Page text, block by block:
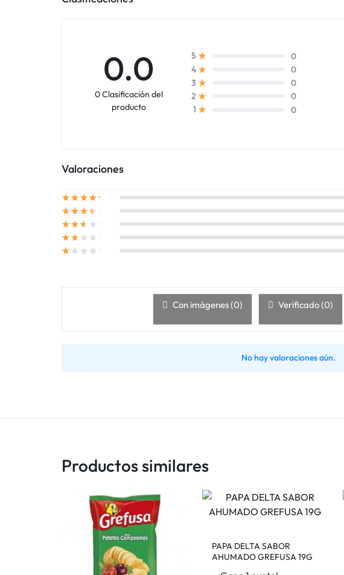
0.0
0 Clasificación del
producto
5
0
4
0
3
0
2
0
1
0
Valoraciones
Con imágenes (0) Verificado (0)
No hay valoraciones aún.
Productos similares
PAPA DELTA SABOR
AHUMADO GREFUSA 19G